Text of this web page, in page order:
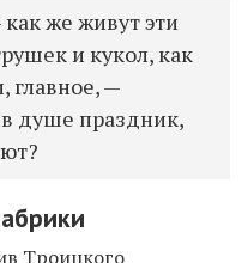
же живут эти
и кукол, как
главное, —
душе праздник,
Троицкого